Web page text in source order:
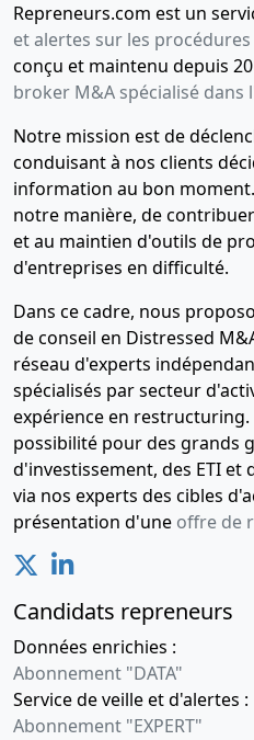
Repreneurs.com est un
et alertes sur les
conçu et maintenu depuis
broker M&A spécialisé
Notre mission est de
conduisant à nos clients
information au bon
notre manière, de
et au maintien d'outils de
d'entreprises en difficulté.
Dans ce cadre, nous
de conseil en Distressed
réseau d'experts
spécialisés par secteur
expérience en
possibilité pour des grands
d'investissement, des ETI et
via nos experts des cibles
présentation d'une offre de
Candidats repreneurs
Données enrichies :
Abonnement "DATA"
Service de veille et d'alertes :
Abonnement "EXPERT"